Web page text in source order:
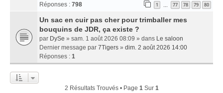
Réponses : 798 1 77 78 79 80
Un sac en cuir pas cher pour trimballer mes
bouquins de JDR, ça existe ?
par DySe » sam. 1 août 2026 08:09 » dans Le saloon
Dernier message par 7Tigers » dim. 2 août 2026 14:00
Réponses : 1
2 Résultats Trouvés • Page 1Sur 1